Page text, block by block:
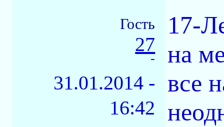
Гость
27
-
31.01.2014 -
16:42
17-
на
все